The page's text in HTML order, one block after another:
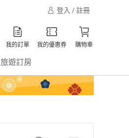
登入 / 註冊
我的訂單 我的優惠券 購物車
旅遊訂房